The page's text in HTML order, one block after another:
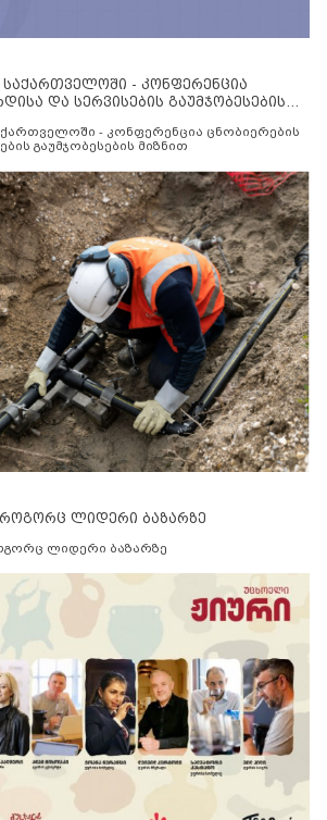
- კონფერენცია
და სერვისების გაუმჯობესების
- კონფერენცია ცნობიერების
გაუმჯობესების მიზნით
ლიდერი ბაზარზე
ლიდერი ბაზარზე